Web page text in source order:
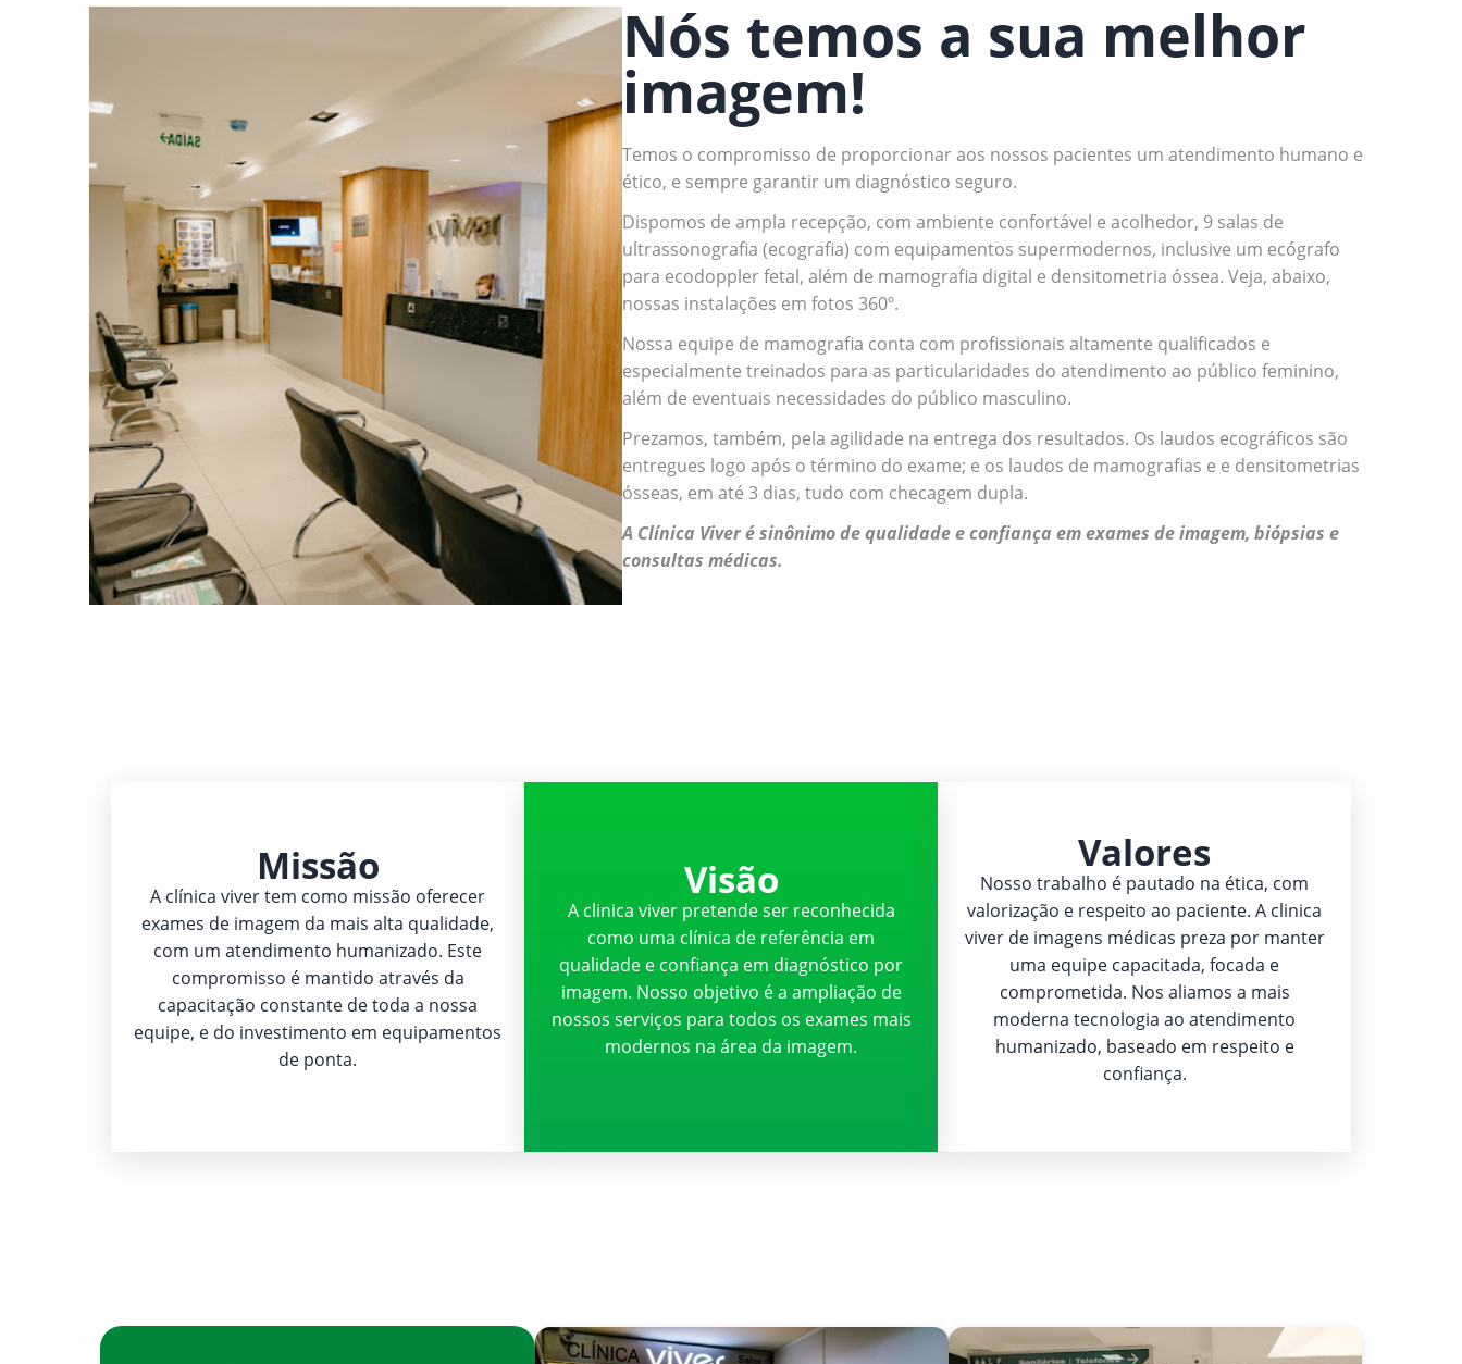
Nós temos a sua melhor
imagem!
Temos o compromisso de proporcionar aos nossos pacientes um atendimento humano e
ético, e sempre garantir um diagnóstico seguro.
Dispomos de ampla recepção, com ambiente confortável e acolhedor, 9 salas de
ultrassonografia (ecografia) com equipamentos supermodernos, inclusive um ecógrafo
para ecodoppler fetal, além de mamografia digital e densitometria óssea. Veja, abaixo,
nossas instalações em fotos 360º.
Nossa equipe de mamografia conta com profissionais altamente qualificados e
especialmente treinados para as particularidades do atendimento ao público feminino,
além de eventuais necessidades do público masculino.
Prezamos, também, pela agilidade na entrega dos resultados. Os laudos ecográficos são
entregues logo após o término do exame; e os laudos de mamografias e e densitometrias
ósseas, em até 3 dias, tudo com checagem dupla.
A Clínica Viver é sinônimo de qualidade e confiança em exames de imagem, biópsias e
consultas médicas.
Missão
A clínica viver tem como missão oferecer
exames de imagem da mais alta qualidade,
com um atendimento humanizado. Este
compromisso é mantido através da
capacitação constante de toda a nossa
equipe, e do investimento em equipamentos
de ponta.
Visão
A clinica viver pretende ser reconhecida
como uma clínica de referência em
qualidade e confiança em diagnóstico por
imagem. Nosso objetivo é a ampliação de
nossos serviços para todos os exames mais
modernos na área da imagem.
Valores
Nosso trabalho é pautado na ética, com
valorização e respeito ao paciente. A clinica
viver de imagens médicas preza por manter
uma equipe capacitada, focada e
comprometida. Nos aliamos a mais
moderna tecnologia ao atendimento
humanizado, baseado em respeito e
confiança.